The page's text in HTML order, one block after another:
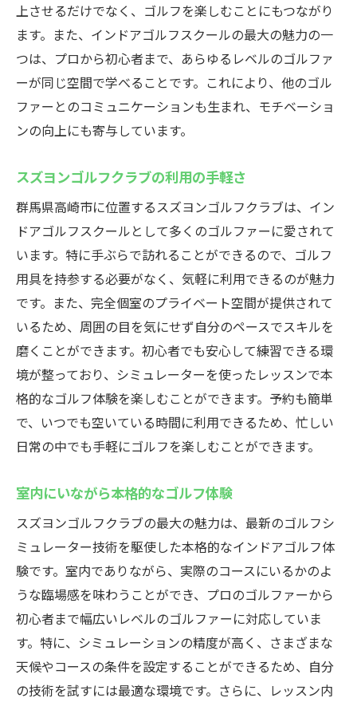
上させるだけでなく、ゴルフを楽しむことにもつながり
ます。また、インドアゴルフスクールの最大の魅力の一
つは、プロから初心者まで、あらゆるレベルのゴルファ
ーが同じ空間で学べることです。これにより、他のゴル
ファーとのコミュニケーションも生まれ、モチベーショ
ンの向上にも寄与しています。
スズヨンゴルフクラブの利用の手軽さ
群馬県高崎市に位置するスズヨンゴルフクラブは、イン
ドアゴルフスクールとして多くのゴルファーに愛されて
います。特に手ぶらで訪れることができるので、ゴルフ
用具を持参する必要がなく、気軽に利用できるのが魅力
です。また、完全個室のプライベート空間が提供されて
いるため、周囲の目を気にせず自分のペースでスキルを
磨くことができます。初心者でも安心して練習できる環
境が整っており、シミュレーターを使ったレッスンで本
格的なゴルフ体験を楽しむことができます。予約も簡単
で、いつでも空いている時間に利用できるため、忙しい
日常の中でも手軽にゴルフを楽しむことができます。
室内にいながら本格的なゴルフ体験
スズヨンゴルフクラブの最大の魅力は、最新のゴルフシ
ミュレーター技術を駆使した本格的なインドアゴルフ体
験です。室内でありながら、実際のコースにいるかのよ
うな臨場感を味わうことができ、プロのゴルファーから
初心者まで幅広いレベルのゴルファーに対応していま
す。特に、シミュレーションの精度が高く、さまざまな
天候やコースの条件を設定することができるため、自分
の技術を試すには最適な環境です。さらに、レッスン内